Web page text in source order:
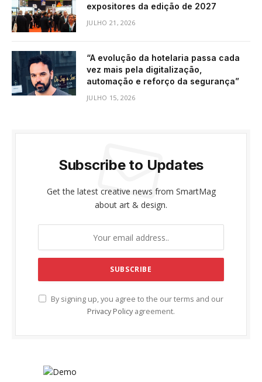
expositores da edição de 2027
JULHO 21, 2026
“A evolução da hotelaria passa cada
vez mais pela digitalização,
automação e reforço da segurança”
JULHO 15, 2026
Subscribe to Updates
Get the latest creative news from SmartMag
about art & design.
By signing up, you agree to the our terms and our
Privacy Policy agreement.